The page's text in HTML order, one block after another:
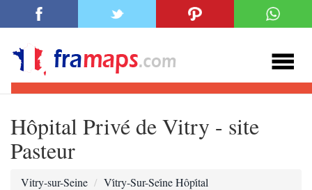
Hôpital Privé de Vitry - site
Pasteur
Vitry-sur-Seine Vi̇try-Sur-Sei̇ne Hôpi̇tal